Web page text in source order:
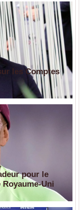
les Comptes
pour le
Uni